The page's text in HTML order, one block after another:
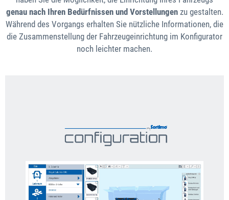
genau nach Ihren Bedürfnissen und Vorstellungenzu gestalten.
Während des Vorgangs erhalten Sie nützliche Informationen, die
die Zusammenstellung der Fahrzeugeinrichtung im Konfigurator
noch leichter machen.